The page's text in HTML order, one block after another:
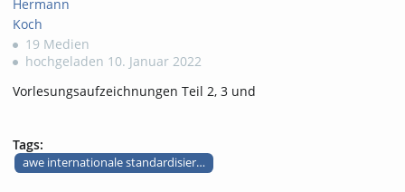
Hermann
Koch
19 Medien
hochgeladen 10. Januar 2022
Vorlesungsaufzeichnungen Teil 2, 3 und
Tags:
awe internationale standardisierung teile 2 bis 4